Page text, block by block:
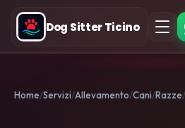
Dog Sitter Ticino
Home Servizi Allevamento Cani Razze